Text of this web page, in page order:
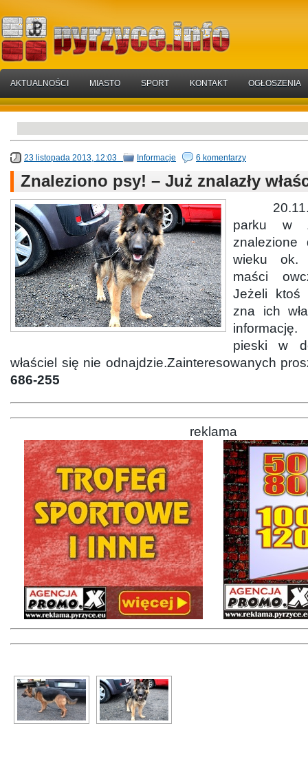
AKTUALNOŚCI MIASTO SPORT KONTAKT OGŁOSZENIA
23 listopada 2013, 12:03 Informacje 6 komentarzy
Znaleziono psy! – Już znalazły
parku w
wieku ok.
maści
Jeżeli ktoś
zna ich
pieski w
właściel się nie odnajdzie.Zainteresowanych
686-255
reklama